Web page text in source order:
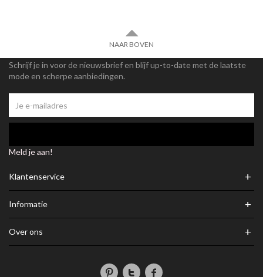
NAAR BOVEN
Schrijf je in voor de nieuwsbrief en blijf up-to-date met de laatste
mode en scherpe aanbiedingen.
Meld je aan!
Klantenservice +
Informatie +
Over ons +